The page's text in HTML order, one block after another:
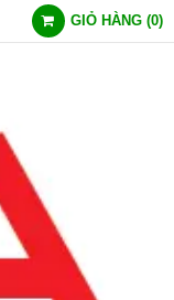
GIỎ HÀNG (0)